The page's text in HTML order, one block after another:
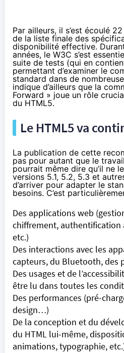
Par ailleurs, il s’est écoulé
de la liste finale des
disponibilité effective.
années, le W3C s’est
suite de tests (qui en
permettant d’examiner le
standard dans de
indique d’ailleurs que la
Forward » joue un rôle
du HTML5.
Le HTML5 va
La publication de cette
pas pour autant que le
pourrait même dire qu’il ne
versions 5.1, 5.2, 5.3 et
d’arriver pour adapter le
besoins. C’est
Des applications web
chiffrement, authentification
etc.)
Des interactions avec les
capteurs, du Bluetooth, des
Des usages et de
être lu dans toutes les
Des performances (pré-
design…)
De la conception et du
du HTML lui-même,
animations, typographie,